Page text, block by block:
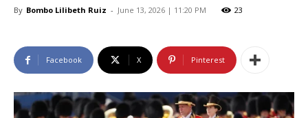
By Bombo Lilibeth Ruiz - June 13, 2026 | 11:20 PM 23
Facebook X Pinterest